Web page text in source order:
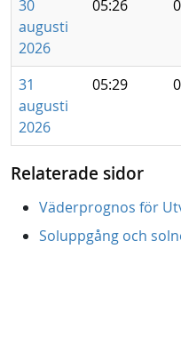
30
augusti
2026
05:26
31
augusti
2026
05:29
Relaterade sidor
Väderprognos för
Soluppgång och